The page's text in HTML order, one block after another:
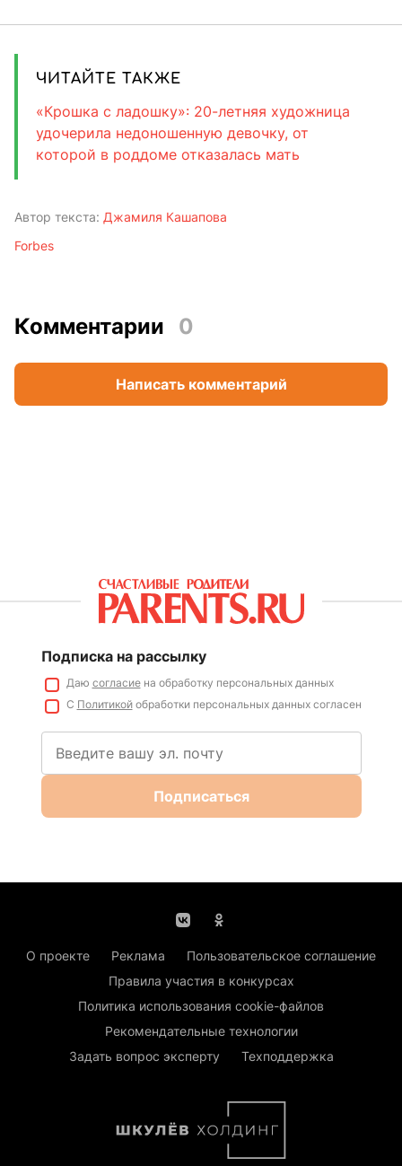
ЧИТАЙТЕ ТАКЖЕ
«Крошка с ладошку»: 20-летняя художница
удочерила недоношенную девочку, от
которой в роддоме отказалась мать
Автор текста: Джамиля Кашапова
Forbes
Комментарии 0
Написать комментарий
Подписка на рассылку
Даю согласиена обработку персональных данных
С Политикойобработки персональных данных согласен
Подписаться
О проекте Реклама
Пользовательское соглашение
Правила участия в конкурсах
Политика использования cookie-файлов
Рекомендательные технологии
Задать вопрос эксперту
Техподдержка